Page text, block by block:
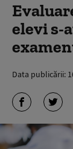
elevi s-
Data publicării: